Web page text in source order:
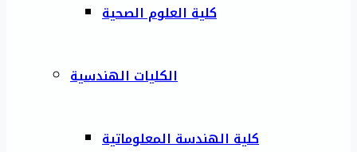
كلية العلوم الصحية
الكليات الهندسية
كلية الهندسة المعلوماتية